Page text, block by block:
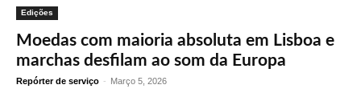
Edições
Moedas com maioria absoluta em Lisboa e
marchas desfilam ao som da Europa
Repórter de serviço - Março 5, 2026